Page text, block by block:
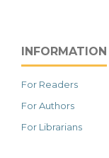
INFORMATION
For Readers
For Authors
For Librarians